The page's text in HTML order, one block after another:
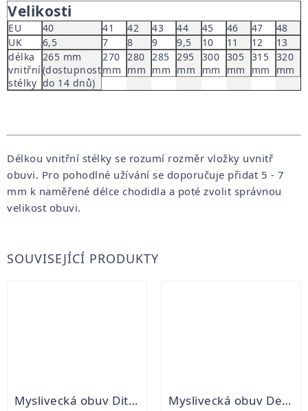
Velikosti
EU
UK
délka
vnitřní
stélky
40
6,5
265 mm
(dostupnost
do 14 dnů)
41
7
270
mm
42
8
280
mm
43
9
285
mm
44
9,5
295
mm
45
10
300
mm
46
11
305
mm
47
12
315
mm
48
13
320
mm
Délkou vnitřní stélky se rozumí rozměr vložky uvnitř
obuvi. Pro pohodlné užívání se doporučuje přidat 5 - 7
mm k naměřené délce chodidla a poté zvolit správnou
velikost obuvi.
SOUVISEJÍCÍ PRODUKTY
Myslivecká obuv Ditto Woodcock Grafitte Myslivecká obuv Demar Trek M6